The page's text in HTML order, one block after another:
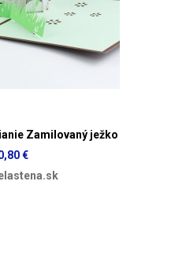
Zamilovaný ježko
€